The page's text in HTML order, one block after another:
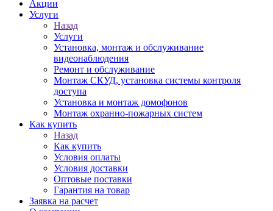
Акции
Услуги
Назад
Услуги
Установка, монтаж и обслуживание
видеонаблюдения
Ремонт и обслуживание
Монтаж СКУД, установка системы контроля
доступа
Установка и монтаж домофонов
Монтаж охранно-пожарных систем
Как купить
Назад
Как купить
Условия оплаты
Условия доставки
Оптовые поставки
Гарантия на товар
Заявка на расчет